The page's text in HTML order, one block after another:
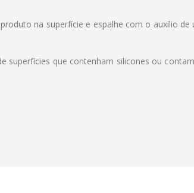
na superfície e espalhe com o auxílio de
superfícies que contenham silicones ou